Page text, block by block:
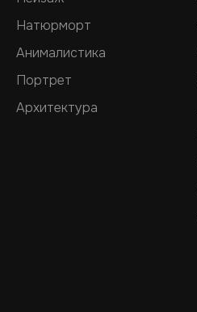
Натюрморт
Анималистика
Портрет
Архитектура